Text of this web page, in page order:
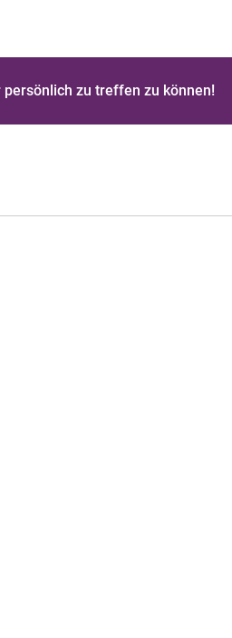
zu treffen zu können!